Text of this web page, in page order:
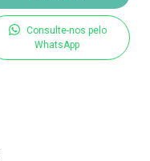
Consulte-nos pelo
WhatsApp